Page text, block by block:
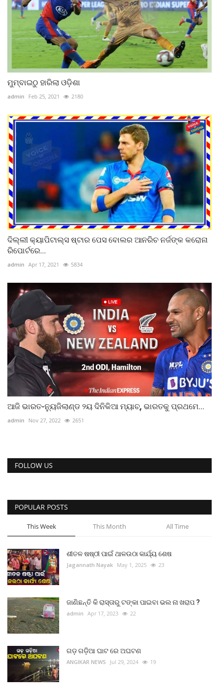
ମୁମ୍ବାଇଠୁ ହାରିଲା ଓଡ଼ିଶା
admin Feb 25, 2021 2180
ଦିଲ୍ଲୀ କ୍ୟାପିଟାଲ୍ସ ଷ୍ଟାର ପେସ ବୋଲର ଆନରିଚ ନର୍ଜଙ୍କ କରୋନା
ରିପୋର୍ଟରେ...
admin Apr 17, 2021 5834
ଆଜି ଭାରତ-ନ୍ୟୁଜିଲାଣ୍ଡ ୨ୟ ଦିନିକିଆ ମ୍ୟାଚ୍‌, ଭାରତକୁ ପ୍ରଥମେ...
admin Nov 27, 2022 2651
FOLLOW US
POPULAR POSTS
This Week This Month All Time
ଶୀତଳ ଷଷ୍ଠୀ ପାଇଁ ଥାଳଉଠା କାର୍ଯ୍ୟ ଶେଷ
Jagannath Nayak May 1, 2025 23
ଜାଣିଛନ୍ତି କି ରାସ୍ତାରୁ ଟଙ୍କା ପାଇବା ଭଲ ନା ଖରାପ ?
admin Apr 17, 2023 22
ଗଡ଼ ଗଡ଼ିଆ ଘାଟ ରେ ଅଘଟଣ
ANGIKAR NEWS Jul 29, 2024 19